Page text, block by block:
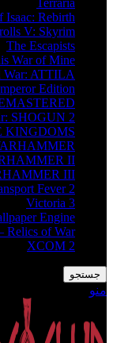
Terraria
Rebirth
V: Skyrim
The Escapists
War of Mine
War: ATTILA
Edition
SHOGUN 2
KINGDOMS
II
III
Fever 2
Victoria 3
Engine
Relics of War
XCOM 2
جستجو
منو